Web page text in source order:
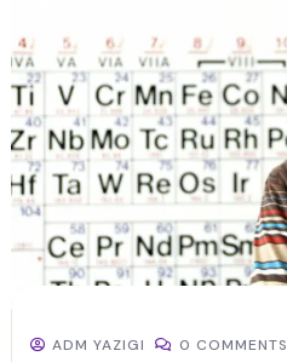
ADM YAZIGI 0 COMMENTS